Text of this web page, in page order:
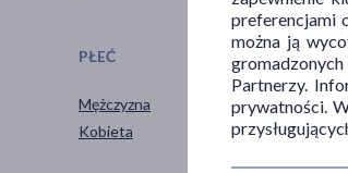
PŁEĆ
Mężczyzna
Kobieta
WIEK
dla
dla
preferencjami
można ją
Partnerzy.
prywatności.